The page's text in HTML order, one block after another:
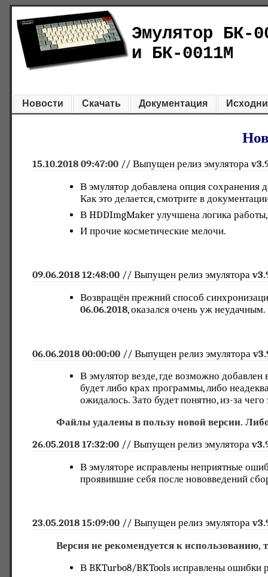
Эмулятор БК-
и БК-0011М
Новости Скачать Документация
15.10.2018 09:47:00 // Выпущен релиз эмулятора
В эмулятор добавлена опция сохранения
Как это делается, смотрите в
В HDDImgMaker улучшена логика работы,
И прочие косметические мелочи.
09.06.2018 12:48:00 // Выпущен релиз эмулятора
Возвращён прежний способ
06.06.2018, оказался очень уж неудачным.
06.06.2018 00:00:00 // Выпущен релиз эмулятора
В эмулятор везде, где возможно
будет либо крах программы, либо
ожидалось. Зато будет понятно, из-за чего
Файлы удалены в пользу новой версии.
26.05.2018 17:32:00 // Выпущен релиз эмулятора
В эмуляторе исправлены неприятные
проявившие себя после нововведений
23.05.2018 15:09:00 // Выпущен релиз эмулятора
Версия не рекомендуется к использованию,
В BKTurbo8/BKTools исправлены ошибки